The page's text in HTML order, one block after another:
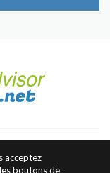
acceptez
boutons de